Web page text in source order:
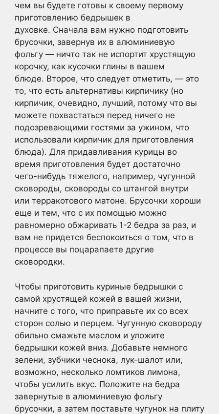
чем вы будете готовы к своему первому
приготовлению бедрышек в
духовке. Сначала вам нужно подготовить
брусочки, завернув их в алюминиевую
фольгу — ничто так не испортит хрустящую
корочку, как кусочки глины в вашем
блюде. Второе, что следует отметить, — это
то, что есть альтернативы кирпичику (но
кирпичик, очевидно, лучший, потому что вы
можете похвастаться перед ничего не
подозревающими гостями за ужином, что
использовали кирпичик для приготовления
блюда). Для придавливания курицы во
время приготовления будет достаточно
чего-нибудь тяжелого, например, чугунной
сковороды, сковороды со штангой внутри
или терракотового матоне. Брусочки хороши
еще и тем, что с их помощью можно
равномерно обжаривать 1-2 бедра за раз, и
вам не придется беспокоиться о том, что в
процессе вы поцарапаете другие
сковородки.
Чтобы приготовить куриные бедрышки с
самой хрустящей кожей в вашей жизни,
начните с того, что приправьте их со всех
сторон солью и перцем. Чугунную сковороду
обильно смажьте маслом и уложите
бедрышки кожей вниз. Добавьте немного
зелени, зубчики чеснока, лук-шалот или,
возможно, несколько ломтиков лимона,
чтобы усилить вкус. Положите на бедра
завернутые в алюминиевую фольгу
брусочки, а затем поставьте чугунок на плиту